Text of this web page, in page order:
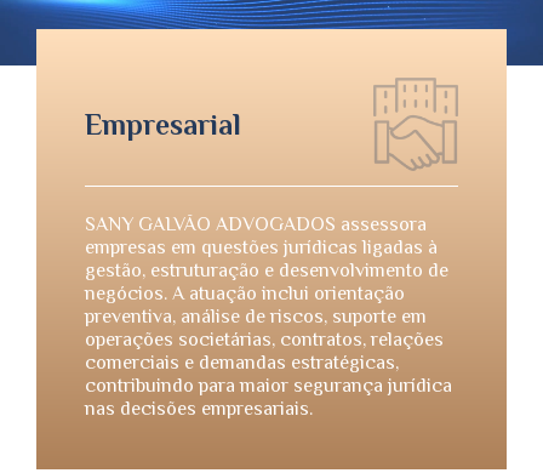
Empresarial
SANY GALVÃO ADVOGADOS assessora
empresas em questões jurídicas ligadas à
gestão, estruturação e desenvolvimento de
negócios. A atuação inclui orientação
preventiva, análise de riscos, suporte em
operações societárias, contratos, relações
comerciais e demandas estratégicas,
contribuindo para maior segurança jurídica
nas decisões empresariais.